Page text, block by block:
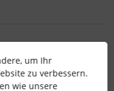
Forum|Forum|5 years ago
um Ihr
zu verbessern.
wie unsere